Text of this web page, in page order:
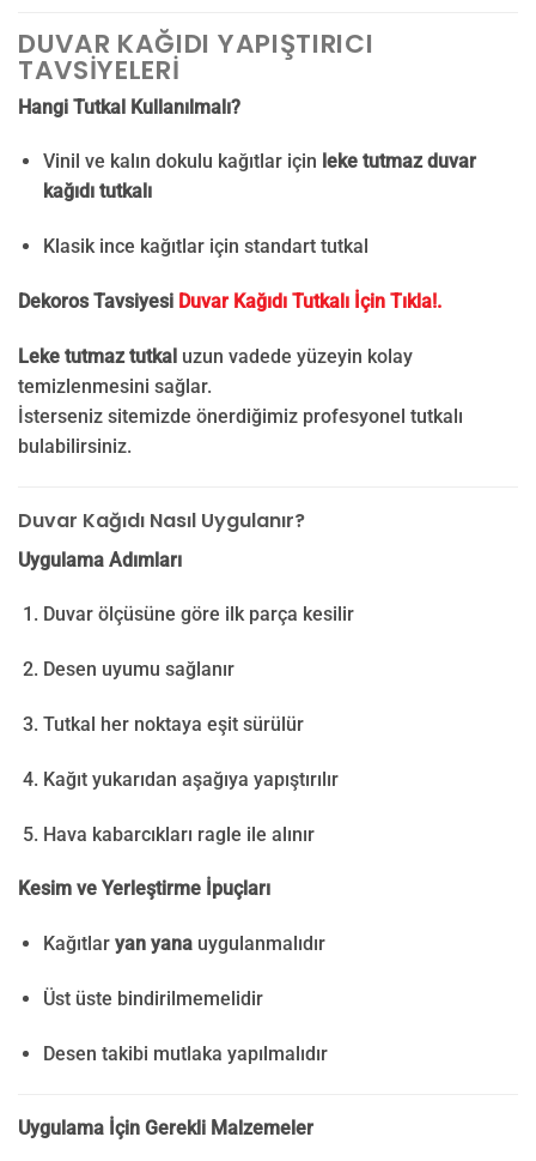
DUVAR KAĞIDI YAPIŞTIRICI
TAVSIYELERI
Hangi Tutkal Kullanılmalı?
Vinil ve kalın dokulu kağıtlar için leke tutmaz duvar
kağıdı tutkalı
Klasik ince kağıtlar için standart tutkal
Dekoros Tavsiyesi Duvar Kağıdı Tutkalı İçin Tıkla!.
Leke tutmaz tutkal uzun vadede yüzeyin kolay
temizlenmesini sağlar.
İsterseniz sitemizde önerdiğimiz profesyonel tutkalı
bulabilirsiniz.
Duvar Kağıdı Nasıl Uygulanır?
Uygulama Adımları
Duvar ölçüsüne göre ilk parça kesilir
Desen uyumu sağlanır
Tutkal her noktaya eşit sürülür
Kağıt yukarıdan aşağıya yapıştırılır
Hava kabarcıkları ragle ile alınır
Kesim ve Yerleştirme İpuçları
Kağıtlar yan yanauygulanmalıdır
Üst üste bindirilmemelidir
Desen takibi mutlaka yapılmalıdır
Uygulama İçin Gerekli Malzemeler